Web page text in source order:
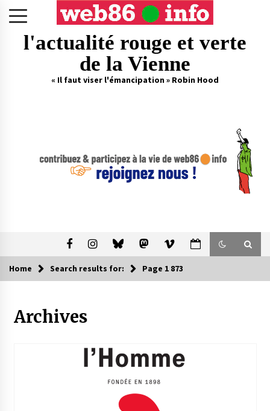
l'actualité rouge et verte
de la Vienne
« Il faut viser l'émancipation » Robin Hood
Home Search results for: Page 1 873
Archives